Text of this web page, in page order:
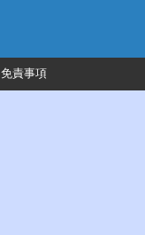
免責事項